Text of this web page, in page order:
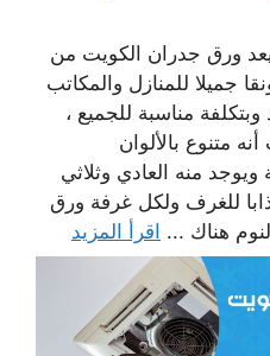
ورق جدران الكويت من
جميلا للمنازل والمكاتب
مناسبة للجميع ،
متنوع بالألوان
ويوجد منه العادي وثلاثي
للغرف ولكل غرفة ورق
هناك ... اقرأ المزيد